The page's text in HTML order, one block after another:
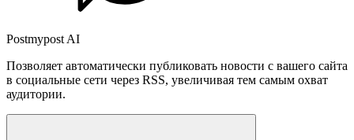
Postmypost AI
Позволяет автоматически публиковать новости с вашего сайта
в социальные сети через RSS, увеличивая тем самым охват
аудитории.